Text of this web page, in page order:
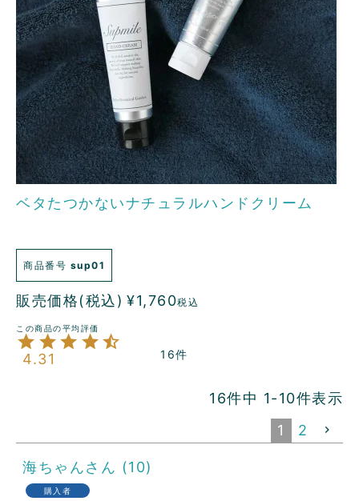
ベタたつかないナチュラルハンドクリーム
商品番号 sup01
販売価格(税込) ¥1,760税込
4.31 16
16件中 1-10件表示
1
2
海ちゃん 10
購入者